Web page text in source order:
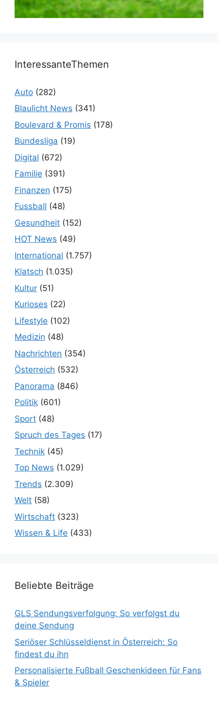
InteressanteThemen
Auto (282)
Blaulicht News (341)
Boulevard & Promis (178)
Bundesliga (19)
Digital (672)
Familie (391)
Finanzen (175)
Fussball (48)
Gesundheit (152)
HOT News (49)
International (1.757)
Klatsch (1.035)
Kultur (51)
Kurioses (22)
Lifestyle (102)
Medizin (48)
Nachrichten (354)
Österreich (532)
Panorama (846)
Politik (601)
Sport (48)
Spruch des Tages (17)
Technik (45)
Top News (1.029)
Trends (2.309)
Welt (58)
Wirtschaft (323)
Wissen & Life (433)
Beliebte Beiträge
GLS Sendungsverfolgung: So verfolgst du
deine Sendung
Seriöser Schlüsseldienst in Österreich: So
findest du ihn
Personalisierte Fußball Geschenkideen für Fans
& Spieler